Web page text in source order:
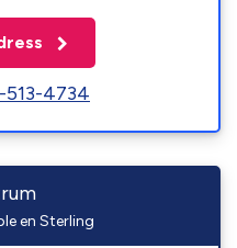
513-4734
en Sterling